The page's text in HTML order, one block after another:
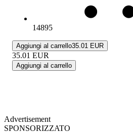
14895
Aggiungi al carrello35.01 EUR
35.01 EUR
Aggiungi al carrello
Advertisement
SPONSORIZZATO